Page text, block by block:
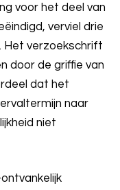
voor het deel van
verviel drie
Het verzoekschrift
door de griffie van
dat het
naar
niet